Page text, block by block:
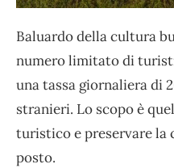
Baluardo della cultura
numero limitato di
una tassa giornaliera di
stranieri. Lo scopo è
turistico e preservare la
posto.